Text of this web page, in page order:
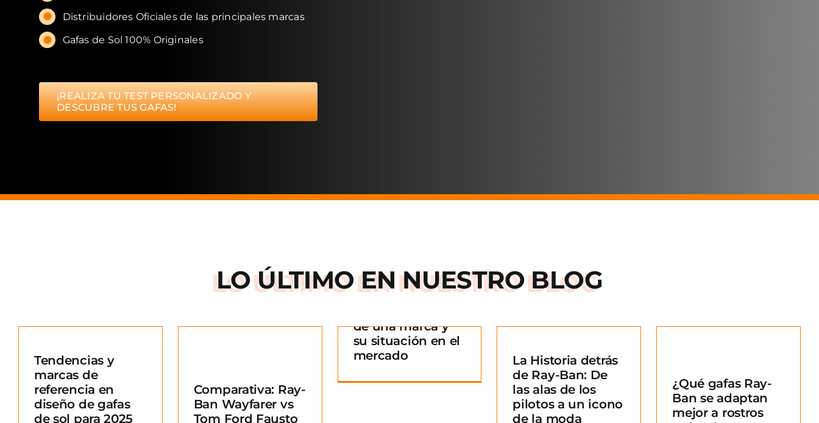
Distribuidores Oficiales de las principales marcas
Gafas de Sol 100% Originales
¡REALIZA TU TEST PERSONALIZADO Y
DESCUBRE TUS GAFAS!
LO ÚLTIMO ENNUESTRO BLOG
Tendencias y
marcas de
referencia en
diseño de gafas
de sol para 2025
Comparativa: Ray-
Ban Wayfarer vs
Tom Ford Fausto
Comparativa: Ray-
Ban Wayfarer vs
Tom Ford Fausto
mercado
de una marca y
su situación en el
mercado
La Historia detrás
de Ray-Ban: De las
La Historia detrás
de Ray-Ban: De
las alas de los
pilotos a un icono
de la moda
¿Qué gafas Ray-
Ban se adaptan
mejor a rostros
redondos?
¿Qué gafas Ray-
Ban se adaptan
mejor a rostros